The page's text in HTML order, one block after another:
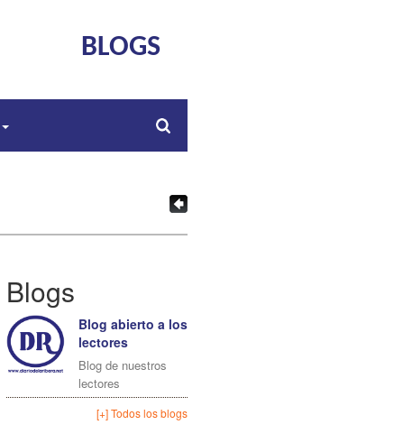
BLOGS
Blogs
Blog abierto a los
lectores
Blog de nuestros
lectores
[+] Todos los blogs